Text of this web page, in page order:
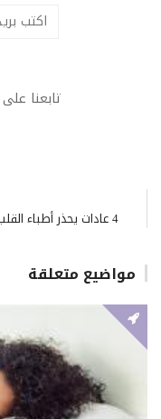
تابعنا
4 عادات يحذر أطباء القلب منها إذا كنت تريد خفض ضغط الدم.. ما هي؟
مواضيع متعلقة